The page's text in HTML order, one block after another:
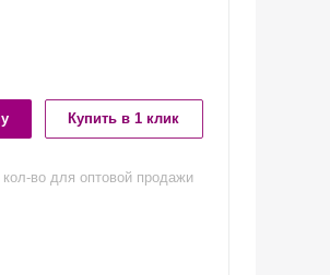
Купить в 1 клик
во для оптовой продажи